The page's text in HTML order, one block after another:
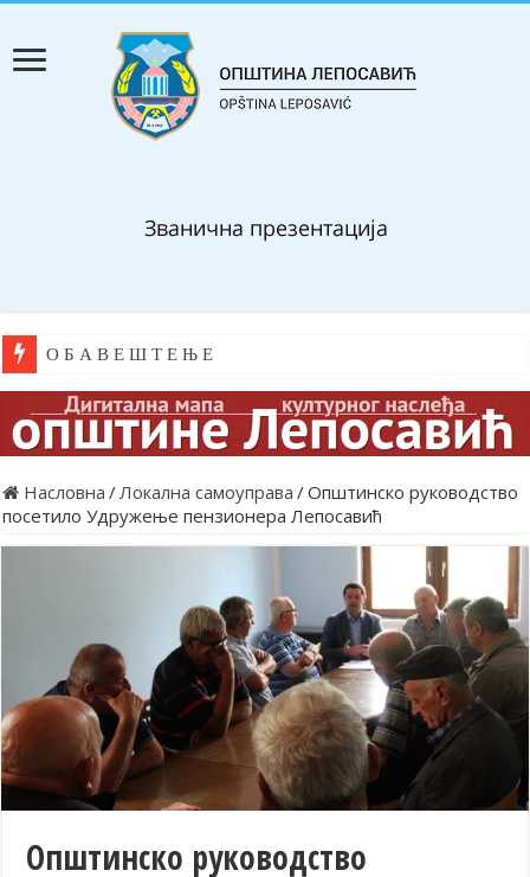
О Б А В Е Ш Т Е Њ Е
Насловна /Локална самоуправа /Општинско руководство
посетило Удружење пензионера Лепосавић
Општинско руководство